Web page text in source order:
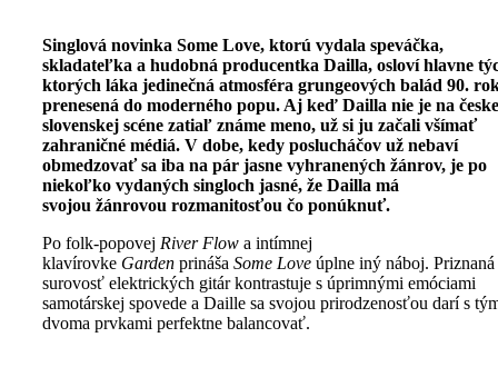
Singlová novinka Some Love, ktorú vydala speváčka,
skladateľka a hudobná producentka Dailla, osloví hlavne
ktorých láka jedinečná atmosféra grungeových balád 90.
prenesená do moderného popu. Aj keď Dailla nie je na
slovenskej scéne zatiaľ známe meno, už si ju začali všímať
zahraničné médiá. V dobe, kedy poslucháčov už nebaví
obmedzovať sa iba na pár jasne vyhranených žánrov, je po
niekoľko vydaných singloch jasné, že Dailla má
svojou žánrovou rozmanitosťou čo ponúknuť.
Po folk-popovej River Flow a intímnej
klavírovke Garden prináša Some Love úplne iný náboj. Priznaná
surovosť elektrických gitár kontrastuje s úprimnými emóciami
samotárskej spovede a Daille sa svojou prirodzenosťou darí s
dvoma prvkami perfektne balancovať.